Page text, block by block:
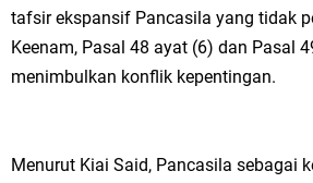
tafsir ekspansif Pancasila yang tidak
Keenam, Pasal 48 ayat (6) dan Pasal
menimbulkan konflik kepentingan.
Menurut Kiai Said, Pancasila sebagai